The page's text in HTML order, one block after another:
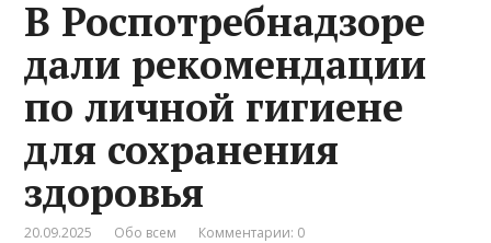
В Роспотребнадзоре
дали рекомендации
по личной гигиене
для сохранения
здоровья
20.09.2025 Обо всем Комментарии: 0